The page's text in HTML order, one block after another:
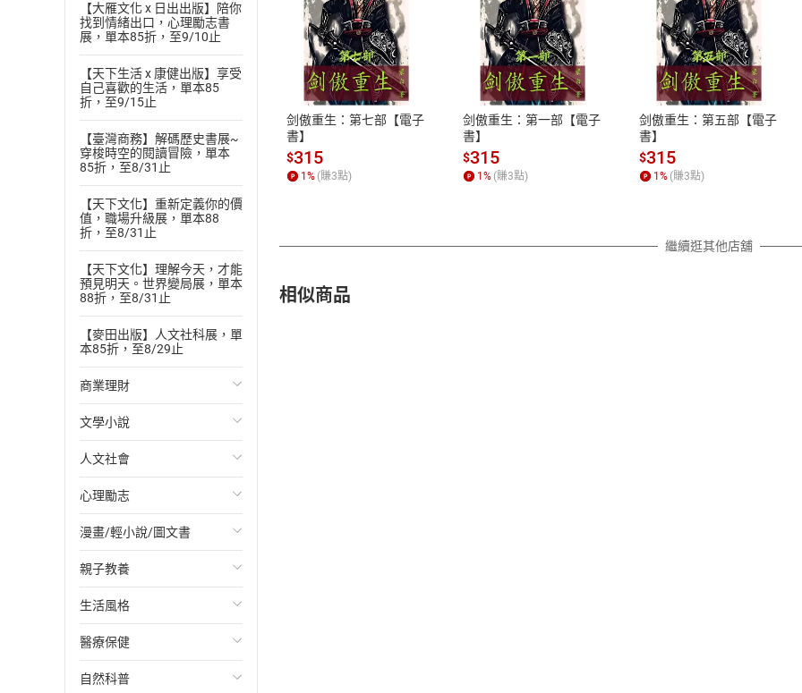
【大雁文化 x 日出出版】陪你
找到情緒出口，心理勵志書
展，單本85折，至9/10止
【天下生活 x 康健出版】享受
自己喜歡的生活，單本85
折，至9/15止
【臺灣商務】解碼歷史書展~
穿梭時空的閱讀冒險，單本
85折，至8/31止
【天下文化】重新定義你的價
值，職場升級展，單本88
折，至8/31止
【天下文化】理解今天，才能
預見明天。世界變局展，單本
88折，至8/31止
【麥田出版】人文社科展，單
本85折，至8/29止
商業理財
投資理財
經濟/趨勢
財務/金融
管理/領導
職場工作術
成功法
行銷/廣告
傳記
文學小說
歐美文學
日本文學
韓國文學
華文文學
經典文學
成長/家庭生活小說
懸疑/推理小說
人文社會
國際關係
政治
社會科學
台灣/中國歷史
日/韓歷史
其他歷史/史學
心理勵志
心靈成長/情緒
人際關係
兩性關係
心理學
漫畫/輕小說/圖文書
輕小說
奇幻/科幻
愛情故事
職場/社會寫實
親子教養
教育現場
兒童文學/故事
兒童科普/學習
生活風格
飲食/食譜
健身/美顏
醫療保健
健康/養生
自然科普
付款方式
ATM轉帳、信用卡、LINE PAY、AFTEE
退換貨規範
本店是否提供消費者保護法七日猶
之權利，遽消費者保護法及通訊交
除權合理例外情事適用準則，依商
質各有不同規定。詳細退換貨說明
照各商品說明。
剑傲重生：第七部【電子
書】
$315
1% (賺3點)
剑傲重生：第一部【電子
書】
$315
1% (賺3點)
剑傲重生：第五部【電子
書】
$315
1% (賺3點)
繼續逛其他店舖
相似商品